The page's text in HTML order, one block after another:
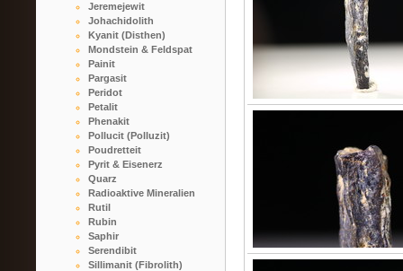
Jeremejewit
Johachidolith
Kyanit (Disthen)
Mondstein & Feldspat
Painit
Pargasit
Peridot
Petalit
Phenakit
Pollucit (Polluzit)
Poudretteit
Pyrit & Eisenerz
Quarz
Radioaktive Mineralien
Rutil
Rubin
Saphir
Serendibit
Sillimanit (Fibrolith)